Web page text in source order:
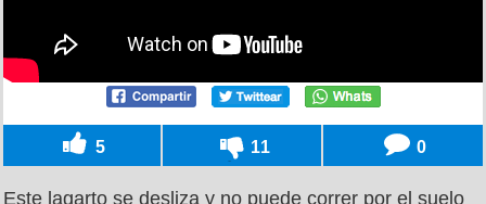
5 11 0
Este lagarto se desliza y no puede correr por el suelo